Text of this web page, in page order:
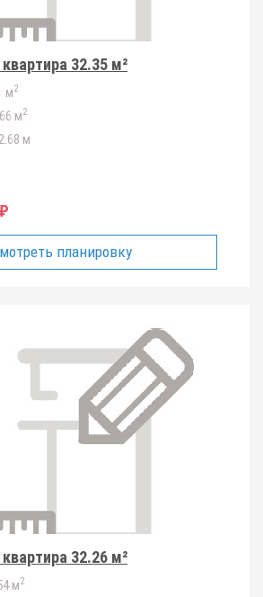
32.35 м²
м2
м2
2.68 м
планировку
32.26 м²
м2